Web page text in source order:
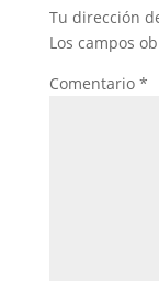
Tu dirección
Los campos
Comentario *